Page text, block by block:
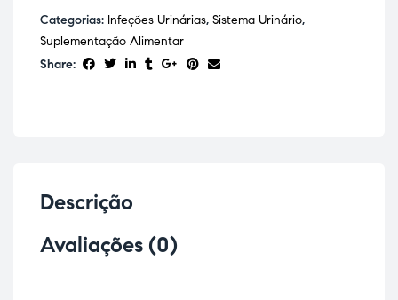
Categorias: Infeções Urinárias, Sistema Urinário,
Suplementação Alimentar
Share:
Descrição
Avaliações (0)